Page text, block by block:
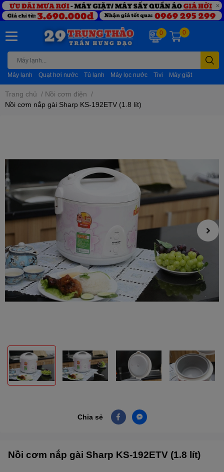
Máy lạnh Quạt hơi nước Tủ lạnh Máy lọc nước Tivi Máy giặt
0 0
Trang chủ / Nồi cơm điện /
Nồi cơm nắp gài Sharp KS-192ETV (1.8 lít)
Chia sẻ
Nồi cơm nắp gài Sharp KS-192ETV (1.8 lít)